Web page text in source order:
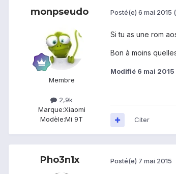
monpseudo
Membre
2,9k
Marque:Xiaomi
Modèle:Mi 9T
Posté(e) 6 mai 2015
Si tu as une rom
Bon à moins
Modifié 6 mai 2015
Citer
Pho3n1x Posté(e) 7 mai 2015